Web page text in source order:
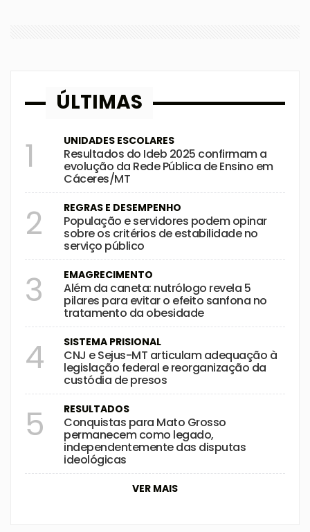
ÚLTIMAS
1 UNIDADES ESCOLARES
Resultados do Ideb 2025 confirmam a
evolução da Rede Pública de Ensino em
Cáceres/MT
2 REGRAS E DESEMPENHO
População e servidores podem opinar
sobre os critérios de estabilidade no
serviço público
3 EMAGRECIMENTO
Além da caneta: nutrólogo revela 5
pilares para evitar o efeito sanfona no
tratamento da obesidade
4 SISTEMA PRISIONAL
CNJ e Sejus-MT articulam adequação à
legislação federal e reorganização da
custódia de presos
5 RESULTADOS
Conquistas para Mato Grosso
permanecem como legado,
independentemente das disputas
ideológicas
VER MAIS